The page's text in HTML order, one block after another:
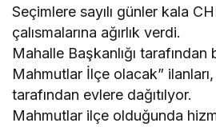
Seçimlere sayılı günler kala
çalısmalarına ağırlık verdi.
Mahalle Başkanlığı tarafından
Mahmutlar İlçe olacak” ilanları,
tarafından evlere dağıtılyor.
Mahmutlar ilçe olduğunda